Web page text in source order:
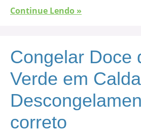
Continue Lendo »
Congelar Doce
Verde em Calda
correto